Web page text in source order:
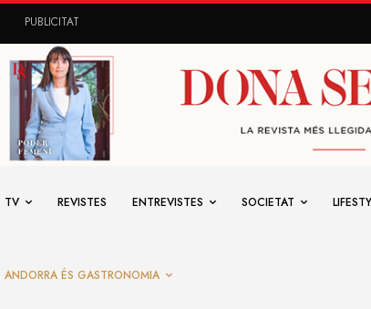
PUBLICITAT
TV REVISTES ENTREVISTES SOCIETAT
ANDORRA ÉS GASTRONOMIA